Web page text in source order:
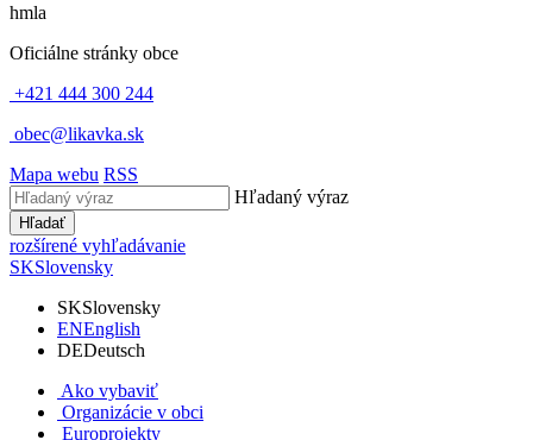
hmla
Oficiálne stránky obce
+421 444 300 244
obec@likavka.sk
Mapa webu RSS
Hľadaný výraz
Hľadať
rozšírené vyhľadávanie
SKSlovensky
SKSlovensky
ENEnglish
DEDeutsch
Ako vybaviť
Organizácie v obci
Europrojekty